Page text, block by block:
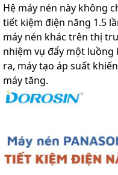
Hệ máy nén này không
tiết kiệm điện năng 1.5
máy nén khác trên thị
nhiệm vụ đẩy một luồng
ra, máy tạo áp suất
máy tăng.